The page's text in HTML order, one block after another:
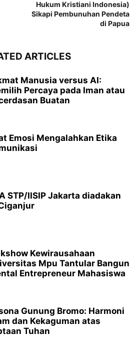
Hukum Kristiani Indonesia)
Sikapi Pembunuhan Pendeta
di Papua
ARTICLES
Manusia versus AI:
Percaya pada Iman atau
Buatan
Emosi Mengalahkan Etika
STP/IISIP Jakarta diadakan
Kewirausahaan
Mpu Tantular Bangun
Entrepreneur Mahasiswa
Gunung Bromo: Harmoni
dan Kekaguman atas
Tuhan